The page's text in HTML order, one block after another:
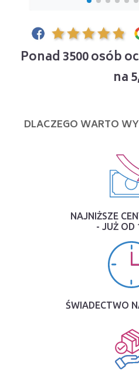
Ponad 3500 osób
na
DLACZEGO WARTO
NAJNIŻSZE
- JUŻ OD
ŚWIADECTWO